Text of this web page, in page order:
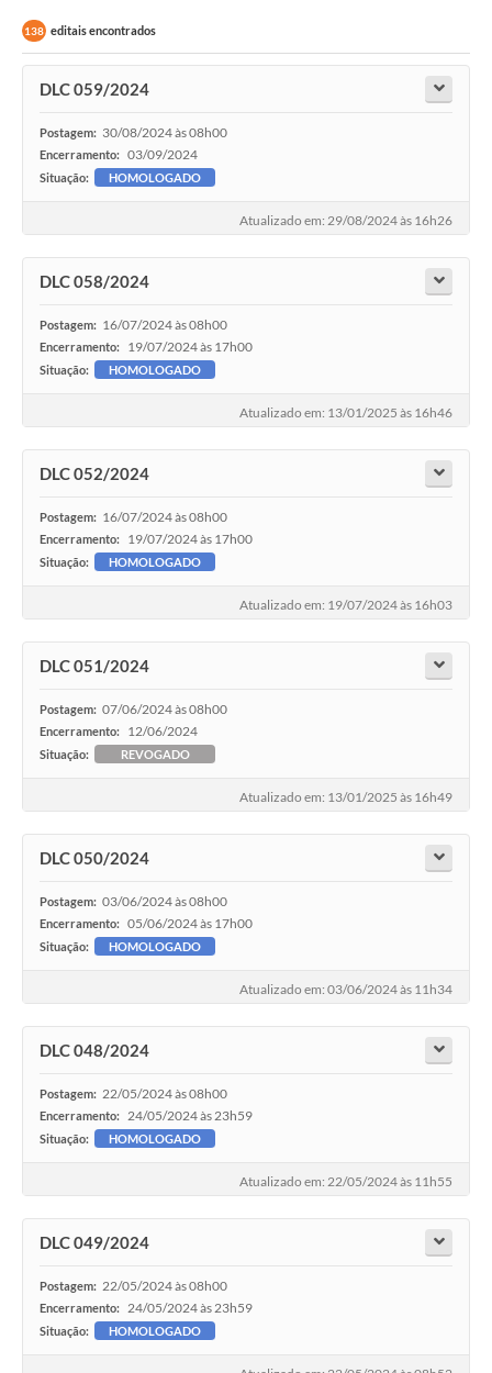
138 editais encontrados
DLC 059/2024
Postagem: 30/08/2024 às 08h00
Encerramento: 03/09/2024
Situação: HOMOLOGADO
Atualizado em: 29/08/2024 às 16h26
DLC 058/2024
Postagem: 16/07/2024 às 08h00
Encerramento: 19/07/2024 às 17h00
Situação: HOMOLOGADO
Atualizado em: 13/01/2025 às 16h46
DLC 052/2024
Postagem: 16/07/2024 às 08h00
Encerramento: 19/07/2024 às 17h00
Situação: HOMOLOGADO
Atualizado em: 19/07/2024 às 16h03
DLC 051/2024
Postagem: 07/06/2024 às 08h00
Encerramento: 12/06/2024
Situação: REVOGADO
Atualizado em: 13/01/2025 às 16h49
DLC 050/2024
Postagem: 03/06/2024 às 08h00
Encerramento: 05/06/2024 às 17h00
Situação: HOMOLOGADO
Atualizado em: 03/06/2024 às 11h34
DLC 048/2024
Postagem: 22/05/2024 às 08h00
Encerramento: 24/05/2024 às 23h59
Situação: HOMOLOGADO
Atualizado em: 22/05/2024 às 11h55
DLC 049/2024
Postagem: 22/05/2024 às 08h00
Encerramento: 24/05/2024 às 23h59
Situação: HOMOLOGADO